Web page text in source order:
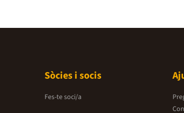
Sòcies i socis
Fes-te soci/a